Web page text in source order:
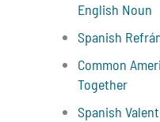
English Noun
Spanish
Common
Together
Spanish